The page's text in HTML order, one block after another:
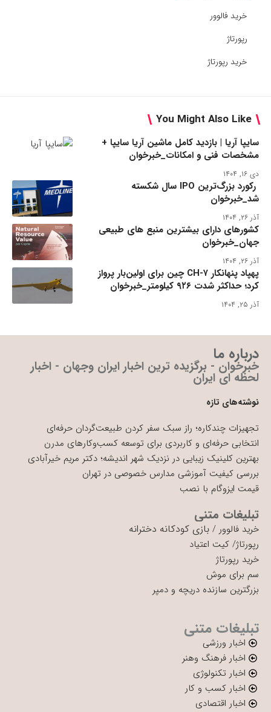
خرید فالوور
رپورتاژ
خرید رپورتاژ
You Might Also Like
سایپا آریا | بازدید کامل ماشین آریا سایپا +
مشخصات فنی و امکانات_خبرخوان
دی ۱۶, ۱۴۰۴
رکورد بزرگ‌ترین IPO سال شکسته
شد_خبرخوان
آذر ۲۶, ۱۴۰۴
کشورهای دارای بیشترین منبع های طبیعی
جهان_خبرخوان
آذر ۲۶, ۱۴۰۴
پهپاد پنهانکار CH-۷ چین برای اولین‌بار پرواز
کرد؛ حداکثر شدت ۹۲۶ کیلومتر_خبرخوان
آذر ۲۵, ۱۴۰۴
درباره ما
خبرخوان - برگزیده ترین اخبار ایران وجهان - اخبار
لحظه ای ایران
نوشته‌های تازه
تجهیزات چندکاره؛ راز سبک سفر کردن طبیعت‌گردان حرفه‌ای
انتخابی حرفه‌ای و کاربردی برای توسعه کسب‌وکارهای مدرن
بهترین کلینیک زیبایی در نزدیک شهر اندیشه؛ دکتر مریم خیرآبادی
بررسی کیفیت آموزشی مدارس خصوصی در تهران
قیمت ایزوگام با نصب
تبلیغات متنی
خرید فالوور / بازی کودکانه دخترانه
رپورتاژ/ کیت اعتیاد
خرید رپورتاژ
سم برای موش
بزرگترین سازنده دریچه و دمپر
تبلیغات متنی
اخبار ورزشی
اخبار فرهنگ وهنر
اخبار تکنولوژی
اخبار کسب و کار
اخبار اقتصادی